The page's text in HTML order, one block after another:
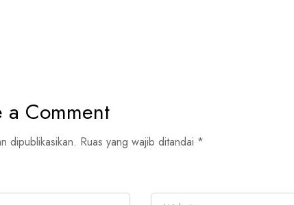
a Comment
dipublikasikan. Ruas yang wajib ditandai *